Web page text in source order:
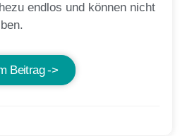
endlos und können nicht
Beitrag ->